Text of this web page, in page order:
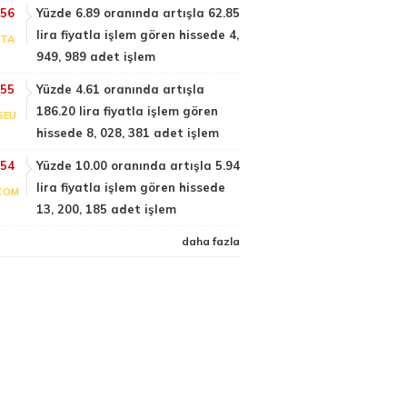
Yüzde 6.89 oranında artışla 62.85
lira fiyatla işlem gören hissede 4,
949, 989 adet işlem
Yüzde 4.61 oranında artışla
186.20 lira fiyatla işlem gören
hissede 8, 028, 381 adet işlem
Yüzde 10.00 oranında artışla 5.94
lira fiyatla işlem gören hissede
13, 200, 185 adet işlem
daha fazla